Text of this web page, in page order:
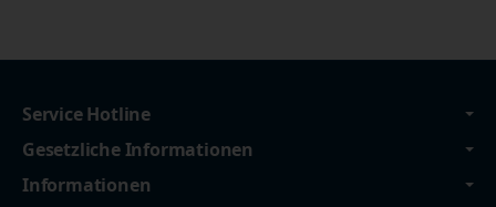
Service Hotline
Gesetzliche Informationen
Informationen